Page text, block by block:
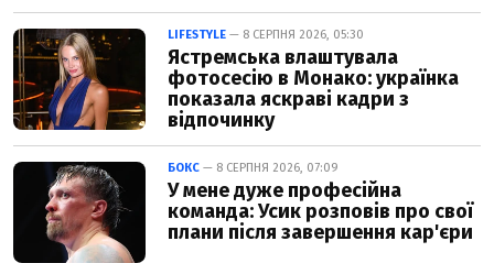
LIFESTYLE — 8 СЕРПНЯ 2026, 05:30
Ястремська влаштувала
фотосесію в Монако: українка
показала яскраві кадри з
відпочинку
БОКС — 8 СЕРПНЯ 2026, 07:09
У мене дуже професійна
команда: Усик розповів про свої
плани після завершення кар'єри